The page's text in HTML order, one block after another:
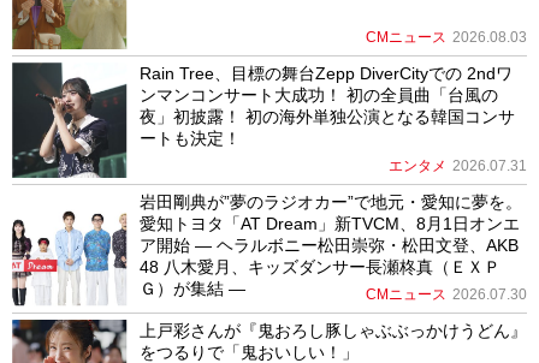
CMニュース 2026.08.03
Rain Tree、目標の舞台Zepp DiverCityでの 2ndワ
ンマンコンサート大成功！ 初の全員曲「台風の
夜」初披露！ 初の海外単独公演となる韓国コンサ
ートも決定！
エンタメ 2026.07.31
岩田剛典が”夢のラジオカー”で地元・愛知に夢を。
愛知トヨタ「AT Dream」新TVCM、8月1日オンエ
ア開始 ― ヘラルボニー松田崇弥・松田文登、AKB
48 八木愛月、キッズダンサー長瀬柊真（ＥＸＰ
Ｇ）が集結 ―
CMニュース 2026.07.30
上戸彩さんが『鬼おろし豚しゃぶぶっかけうどん』
をつるりで「鬼おいしい！」